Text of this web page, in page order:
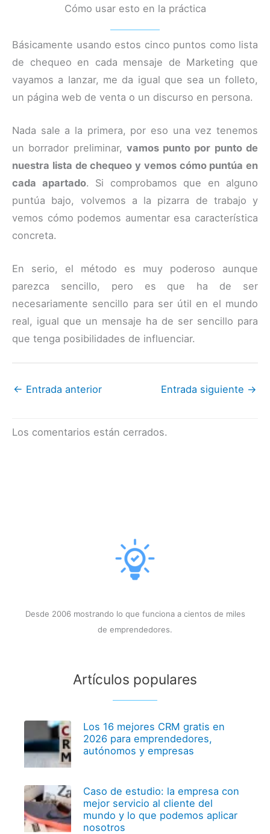
Cómo usar esto en la práctica
Básicamente usando estos cinco puntos como lista
de chequeo en cada mensaje de Marketing que
vayamos a lanzar, me da igual que sea un folleto,
un página web de venta o un discurso en persona.
Nada sale a la primera, por eso una vez tenemos
un borrador preliminar, vamos punto por punto de
nuestra lista de chequeo y vemos cómo puntúa en
cada apartado. Si comprobamos que en alguno
puntúa bajo, volvemos a la pizarra de trabajo y
vemos cómo podemos aumentar esa característica
concreta.
En serio, el método es muy poderoso aunque
parezca sencillo, pero es que ha de ser
necesariamente sencillo para ser útil en el mundo
real, igual que un mensaje ha de ser sencillo para
que tenga posibilidades de influenciar.
← Entrada anterior Entrada siguiente →
Los comentarios están cerrados.
Desde 2006 mostrando lo que funciona a cientos de miles
de emprendedores.
Artículos populares
Los 16 mejores CRM gratis en
2026 para emprendedores,
autónomos y empresas
Caso de estudio: la empresa con
mejor servicio al cliente del
mundo y lo que podemos aplicar
nosotros